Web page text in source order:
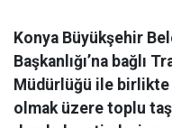
Konya Büyükşehir
Başkanlığı’na bağlı
Müdürlüğü ile birlikte
olmak üzere toplu